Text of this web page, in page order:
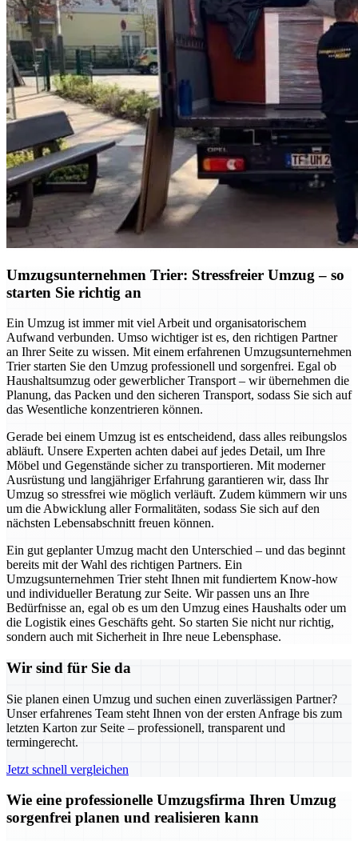
Umzugsunternehmen Trier: Stressfreier Umzug – so
starten Sie richtig an
Ein Umzug ist immer mit viel Arbeit und organisatorischem
Aufwand verbunden. Umso wichtiger ist es, den richtigen Partner
an Ihrer Seite zu wissen. Mit einem erfahrenen Umzugsunternehmen
Trier starten Sie den Umzug professionell und sorgenfrei. Egal ob
Haushaltsumzug oder gewerblicher Transport – wir übernehmen die
Planung, das Packen und den sicheren Transport, sodass Sie sich auf
das Wesentliche konzentrieren können.
Gerade bei einem Umzug ist es entscheidend, dass alles reibungslos
abläuft. Unsere Experten achten dabei auf jedes Detail, um Ihre
Möbel und Gegenstände sicher zu transportieren. Mit moderner
Ausrüstung und langjähriger Erfahrung garantieren wir, dass Ihr
Umzug so stressfrei wie möglich verläuft. Zudem kümmern wir uns
um die Abwicklung aller Formalitäten, sodass Sie sich auf den
nächsten Lebensabschnitt freuen können.
Ein gut geplanter Umzug macht den Unterschied – und das beginnt
bereits mit der Wahl des richtigen Partners. Ein
Umzugsunternehmen Trier steht Ihnen mit fundiertem Know-how
und individueller Beratung zur Seite. Wir passen uns an Ihre
Bedürfnisse an, egal ob es um den Umzug eines Haushalts oder um
die Logistik eines Geschäfts geht. So starten Sie nicht nur richtig,
sondern auch mit Sicherheit in Ihre neue Lebensphase.
Wir sind für Sie da
Sie planen einen Umzug und suchen einen zuverlässigen Partner?
Unser erfahrenes Team steht Ihnen von der ersten Anfrage bis zum
letzten Karton zur Seite – professionell, transparent und
termingerecht.
Jetzt schnell vergleichen
Wie eine professionelle Umzugsfirma Ihren Umzug
sorgenfrei planen und realisieren kann